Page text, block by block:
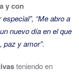
y con
“Me abro a
nuevo día en el que
paz y amor”.
teniendo en